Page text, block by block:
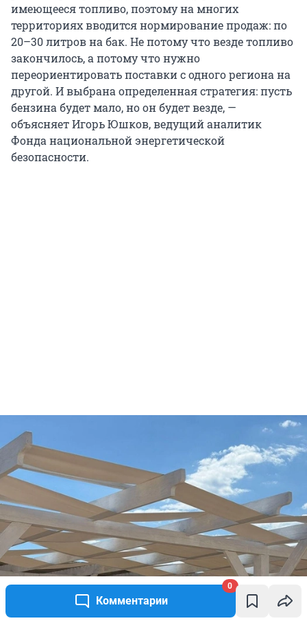
Комментарии
0
имеющееся топливо, поэтому на многих
территориях вводится нормирование продаж: по
20–30 литров на бак. Не потому что везде топливо
закончилось, а потому что нужно
переориентировать поставки с одного региона на
другой. И выбрана определенная стратегия: пусть
бензина будет мало, но он будет везде, —
объясняет Игорь Юшков, ведущий аналитик
Фонда национальной энергетической
безопасности.